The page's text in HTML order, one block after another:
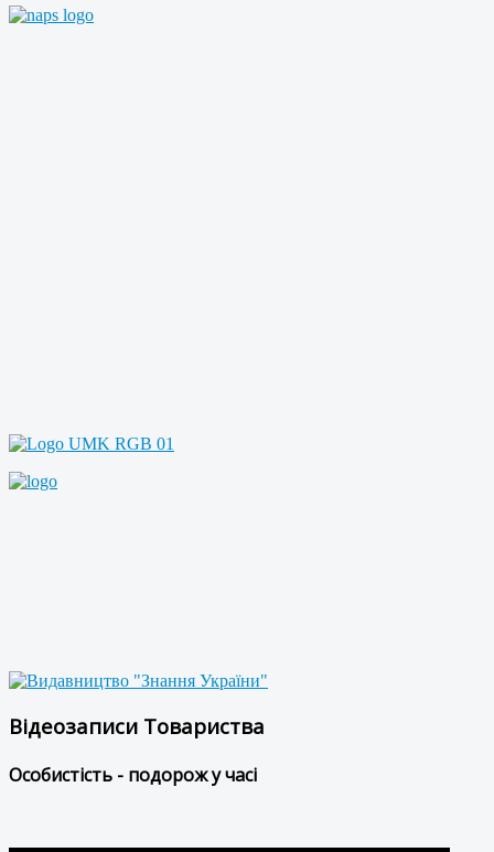
Відеозаписи Товариства
Особистість - подорож у часі